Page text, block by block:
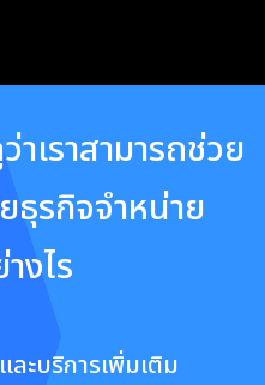
เราสามารถช่วย
ธุรกิจจำหน่าย
งไร
ะบริการเพิ่มเติม